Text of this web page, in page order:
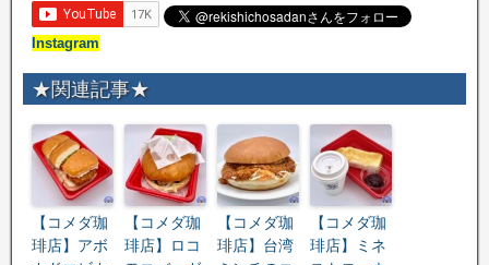
Instagram
★関連記事★
【コメダ珈
琲店】アボ
【コメダ珈
琲店】ロコ
【コメダ珈
琲店】台湾
【コメダ珈
琲店】ミネ